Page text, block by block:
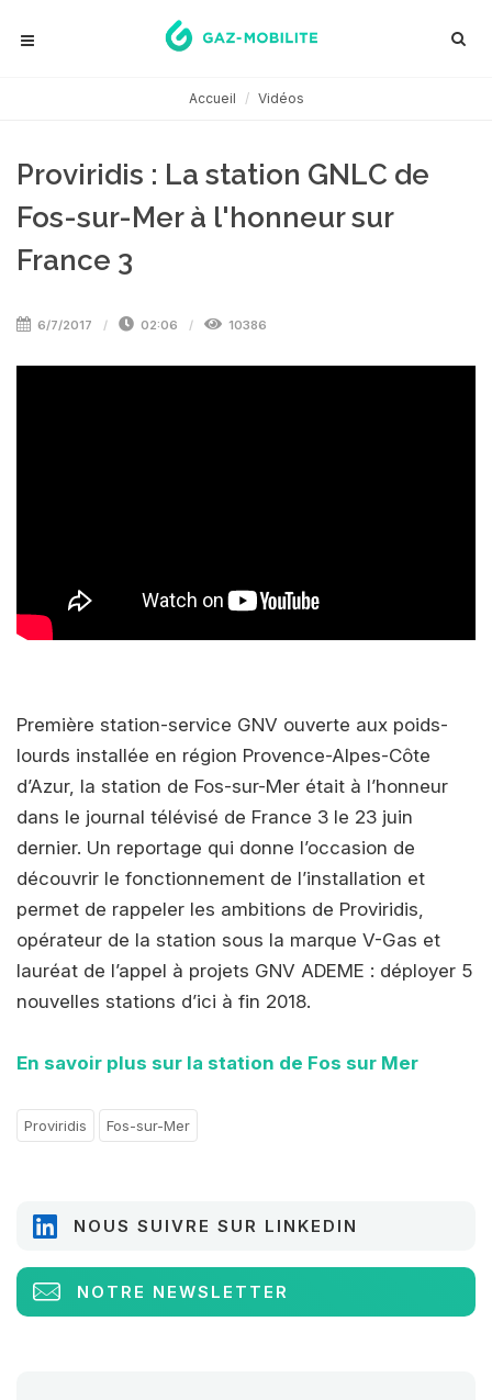
Accueil Vidéos
Proviridis : La station GNLC de
Fos-sur-Mer à l'honneur sur
France 3
6/7/2017 02:06 10386
Première station-service GNV ouverte aux poids-
lourds installée en région Provence-Alpes-Côte
d’Azur, la station de Fos-sur-Mer était à l’honneur
dans le journal télévisé de France 3 le 23 juin
dernier. Un reportage qui donne l’occasion de
découvrir le fonctionnement de l’installation et
permet de rappeler les ambitions de Proviridis,
opérateur de la station sous la marque V-Gas et
lauréat de l’appel à projets GNV ADEME : déployer 5
nouvelles stations d’ici à fin 2018.
En savoir plus sur la station de Fos sur Mer
Proviridis Fos-sur-Mer
NOUS SUIVRE SUR LINKEDIN
NOTRE NEWSLETTER